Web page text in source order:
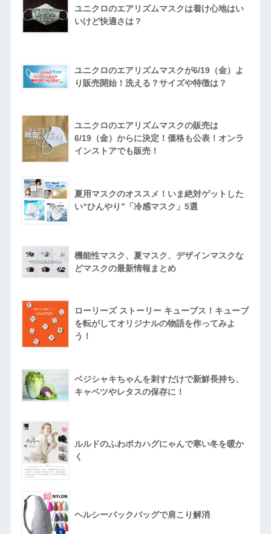
ユニクロのエアリズムマスクは着け心地はい
いけど快適さは？
ユニクロのエアリズムマスクが6/19（金）よ
り販売開始！洗える？サイズや特徴は？
ユニクロのエアリズムマスクの販売は
6/19（金）からに決定！価格も公表！オンラ
インストアでも販売！
夏用マスクのオススメ！いま絶対ゲットした
い“ひんやり”「冷感マスク」5選
機能性マスク、夏マスク、デザインマスクな
どマスクの最新情報まとめ
ローリーズ ストーリー キューブス！キューブ
を転がしてオリジナルの物語を作ってみよ
う！
ベジシャキちゃんを刺すだけで新鮮長持ち、
キャベツやレタスの保存に！
ルルドのふわポカハグにゃんで寒い冬を暖か
く
ヘルシーバックバッグで肩こり解消